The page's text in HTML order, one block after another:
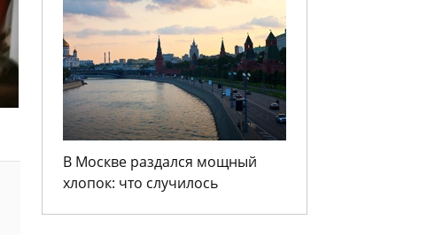
В Москве раздался мощный
хлопок: что случилось